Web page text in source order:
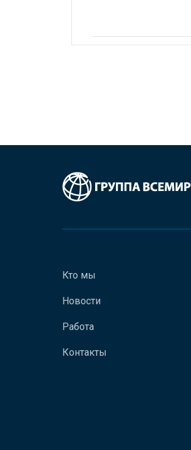
Кто мы
Новости
Работа
Контакты